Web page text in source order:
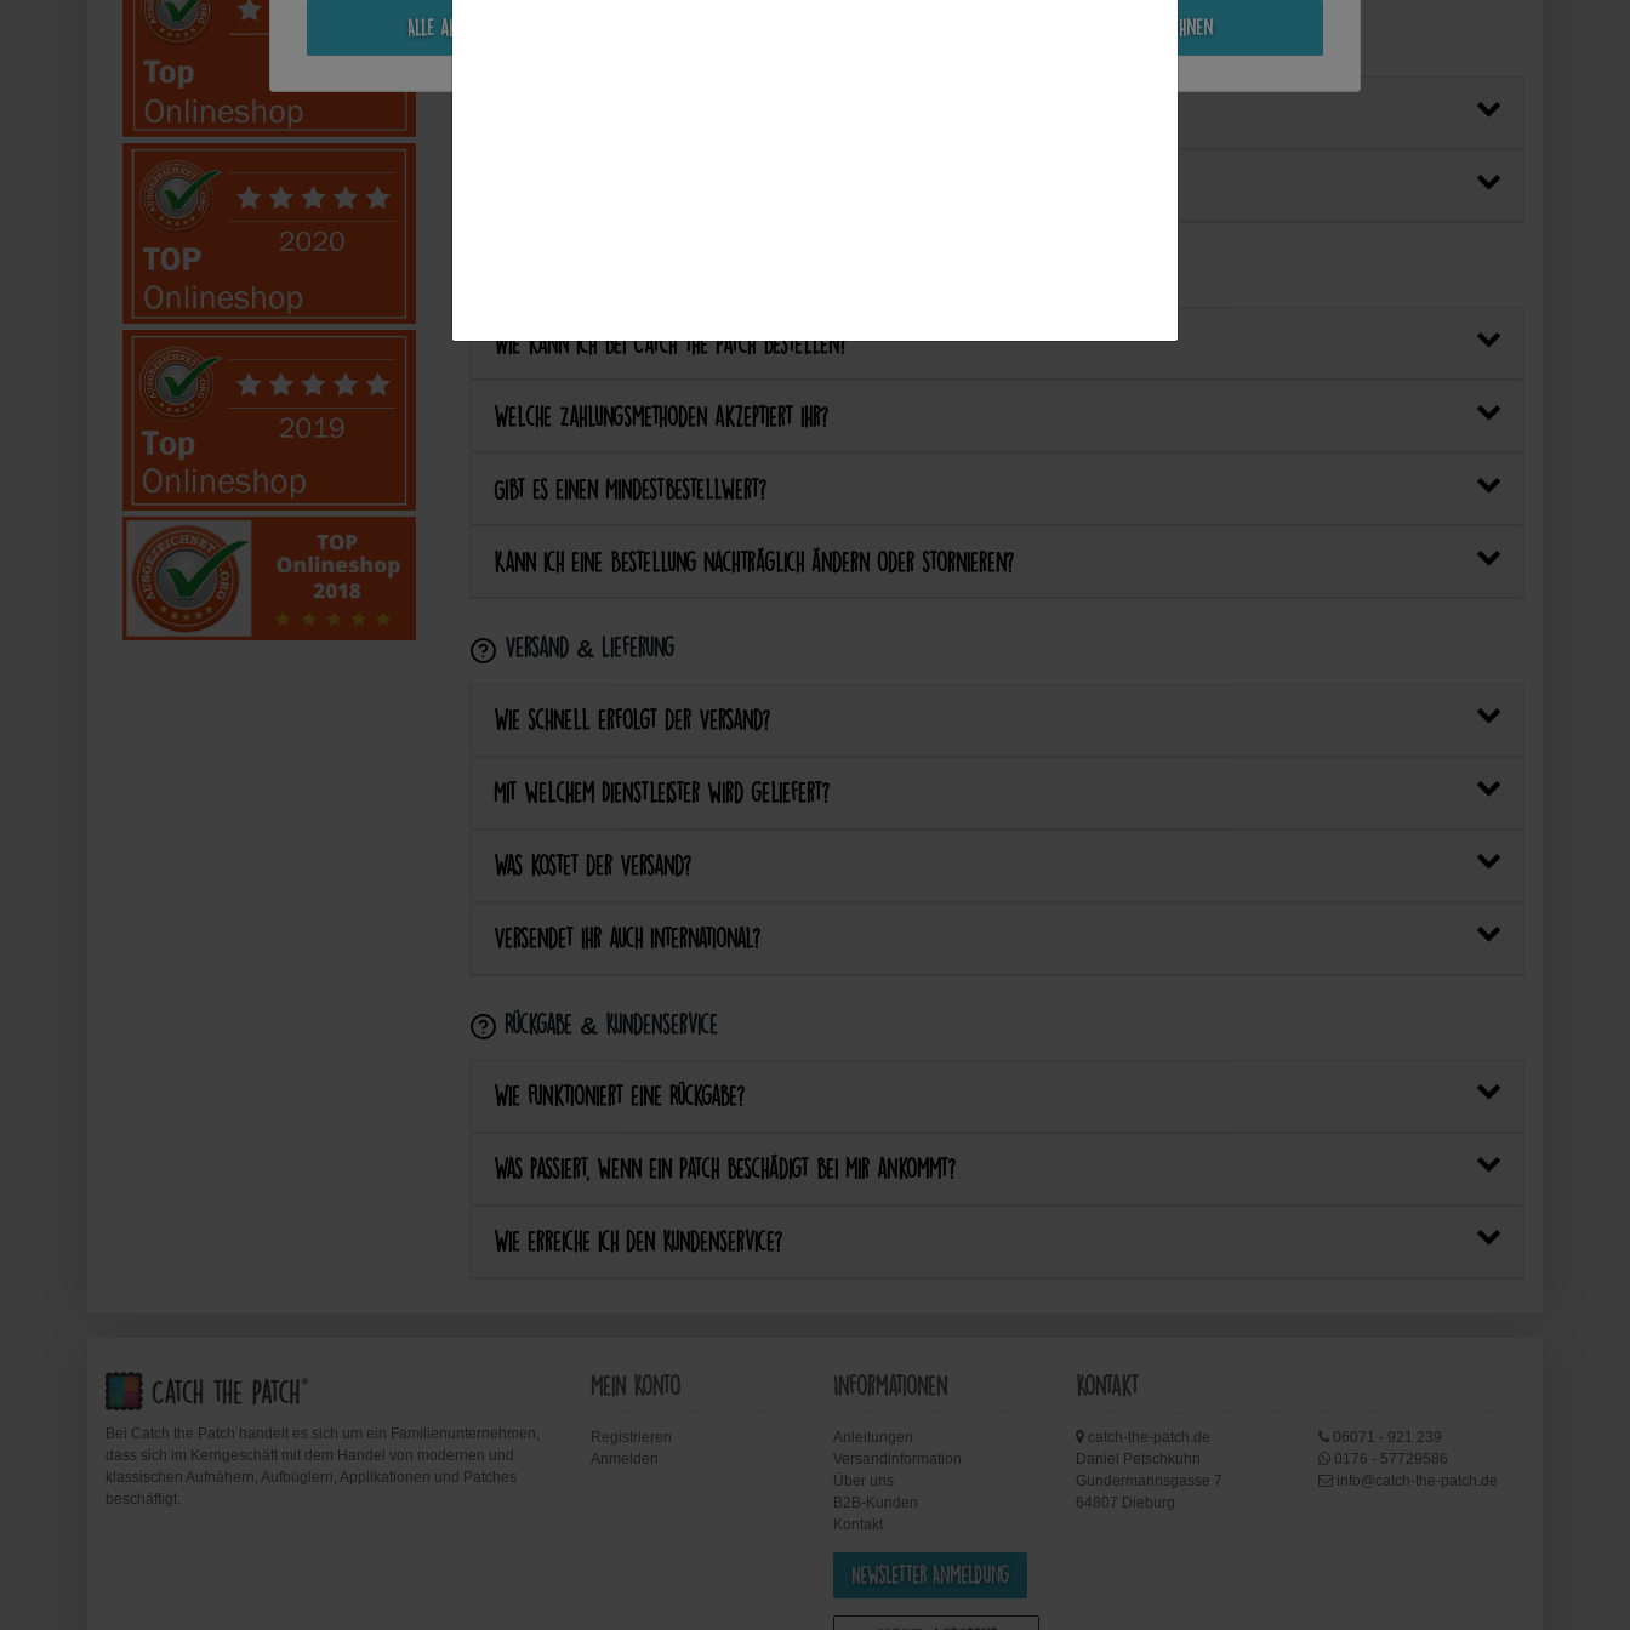
Wie kann ich bei Catch the Patch bestellen?
Welche Zahlungsmethoden akzeptiert ihr?
Gibt es einen Mindestbestellwert?
Kann ich eine Bestellung nachträglich ändern oder stornieren?
Versand & Lieferung
Wie schnell erfolgt der Versand?
Mit welchem Dienstleister wird geliefert?
Was kostet der Versand?
Versendet ihr auch international?
Rückgabe & Kundenservice
Wie funktioniert eine Rückgabe?
Was passiert, wenn ein Patch beschädigt bei mir ankommt?
Wie erreiche ich den Kundenservice?
Bei Catch the Patch handelt es sich um ein Familienunternehmen,
dass sich im Kerngeschäft mit dem Handel von modernen und
klassischen Aufnähern, Aufbüglern, Applikationen und Patches
beschäftigt.
Mein Konto
Registrieren
Anmelden
Informationen
Anleitungen
Versandinformation
Über uns
B2B-Kunden
Kontakt
Newsletter Anmeldung
Kontakt
catch-the-patch.de
Daniel Petschkuhn
Gundermannsgasse 7
64807 Dieburg
06071 - 921 239
0176 - 57729586
info@catch-the-patch.de
Alle akzeptieren Alle ablehnen